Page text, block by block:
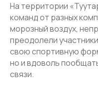
На территории
команд от разных
морозный воздух,
преодолели
свою спортивную
но и вдоволь
связи.